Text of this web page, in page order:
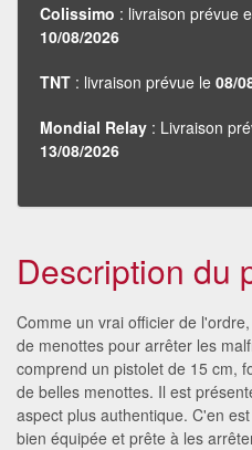
Colissimo : livraison prévue
10/08/2026
TNT : livraison prévue le 08/
Mondial Relay : Livraison
13/08/2026
Description du
Comme un vrai officier de
de menottes pour arrêter les
comprend un pistolet de 15 cm,
de belles menottes. Il est
aspect plus authentique. C'en
bien équipée et prête à les